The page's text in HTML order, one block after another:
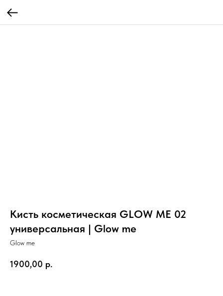
Кисть косметическая GLOW ME 02
универсальная | Glow me
Glow me
1900,00 р.